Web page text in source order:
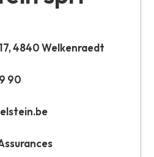
4840 Welkenraedt
90